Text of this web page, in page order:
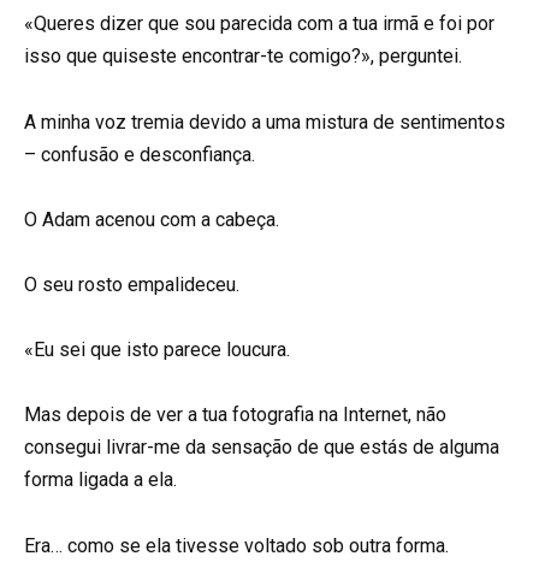
«Queres dizer que sou parecida com a tua irmã e foi por
isso que quiseste encontrar-te comigo?», perguntei.
A minha voz tremia devido a uma mistura de sentimentos
– confusão e desconfiança.
O Adam acenou com a cabeça.
O seu rosto empalideceu.
«Eu sei que isto parece loucura.
Mas depois de ver a tua fotografia na Internet, não
consegui livrar-me da sensação de que estás de alguma
forma ligada a ela.
Era… como se ela tivesse voltado sob outra forma.